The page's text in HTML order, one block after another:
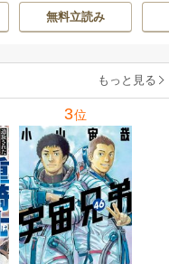
巻
無料立読み
もっと見る
3位